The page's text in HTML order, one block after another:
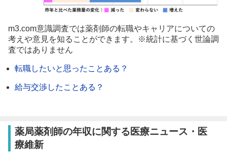
m3.com意識調査では薬剤師の転職やキャリアについての
考えや意見を知ることができます。※統計に基づく世論調
査ではありません
転職したいと思ったことある？
給与交渉したことある？
薬局薬剤師の年収に関する医療ニュース・医
療維新